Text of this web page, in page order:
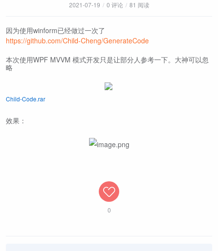
2021-07-19 / 0 评论 / 81 阅读
因为使用winform已经做过一次了
https://github.com/Child-Cheng/GenerateCode
本次使用WPF MVVM 模式开发只是让部分人参考一下。大神可以忽
略
Child-Code.rar
效果：
0